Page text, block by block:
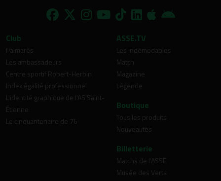
Club
Palmarès
Les ambassadeurs
Centre sportif Robert-Herbin
Index égalité professionnel
L'identité graphique de l'AS Saint-
Étienne
Le cinquantenaire de 76
ASSE.TV
Les indémodables
Match
Magazine
Légende
Boutique
Tous les produits
Nouveautés
Billetterie
Matchs de l'ASSE
Musée des Verts